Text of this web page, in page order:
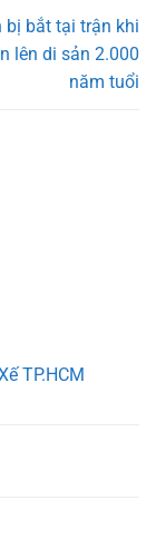
bị bắt tại trận khi
lên di sản 2.000
năm tuổi
TP.HCM